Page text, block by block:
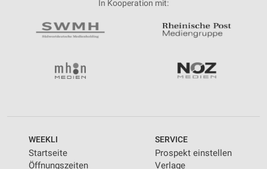
In Kooperation mit:
WEEKLI
Startseite
Öffnungszeiten
SERVICE
Prospekt einstellen
Verlage